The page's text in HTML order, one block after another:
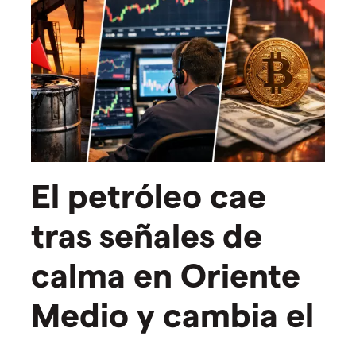
El petróleo cae
tras señales de
calma en Oriente
Medio y cambia el